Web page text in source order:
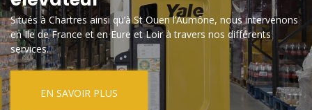
Situés à Chartres ainsi qu’à St Ouen l’Aumône, nous intervenons
en Ile de France et en Eure et Loir à travers nos différents
services.
EN SAVOIR PLUS